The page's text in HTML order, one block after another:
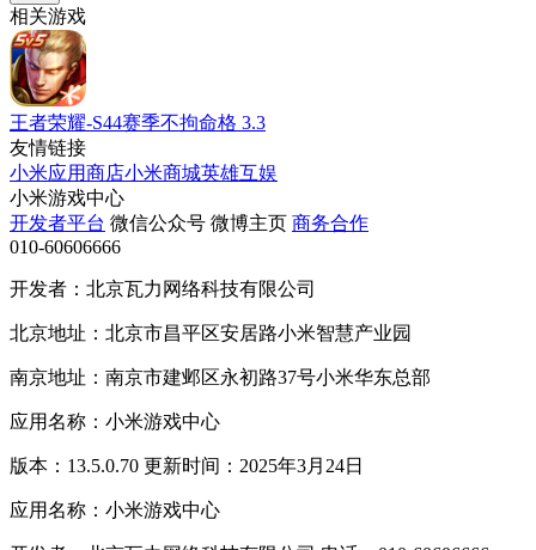
相关游戏
王者荣耀-S44赛季不拘命格 3.3
友情链接
小米应用商店小米商城英雄互娱
小米游戏中心
开发者平台 微信公众号 微博主页 商务合作
010-60606666
开发者：北京瓦力网络科技有限公司
北京地址：北京市昌平区安居路小米智慧产业园
南京地址：南京市建邺区永初路37号小米华东总部
应用名称：小米游戏中心
版本：13.5.0.70 更新时间：2025年3月24日
应用名称：小米游戏中心